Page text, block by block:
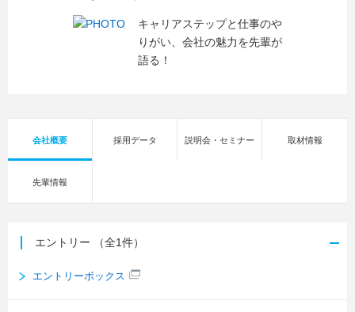
キャリアステップと仕事のや
りがい、会社の魅力を先輩が
語る！
会社概要 採用データ 説明会・セミナー 取材情報
先輩情報
エントリー （全1件）
エントリーボックス